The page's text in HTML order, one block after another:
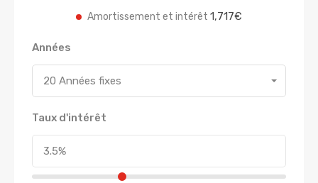
Amortissement et intérêt 1,717€
Années
20 Années fixes
Taux d'intérêt